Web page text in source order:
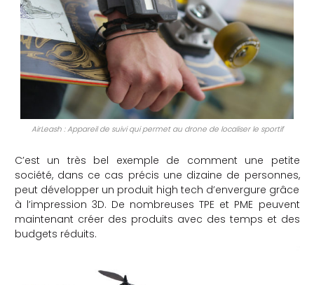
AirLeash : Appareil de suivi qui permet au drone de localiser le sportif
C’est un très bel exemple de comment une petite
société, dans ce cas précis une dizaine de personnes,
peut développer un produit high tech d’envergure grâce
à l’impression 3D. De nombreuses TPE et PME peuvent
maintenant créer des produits avec des temps et des
budgets réduits.